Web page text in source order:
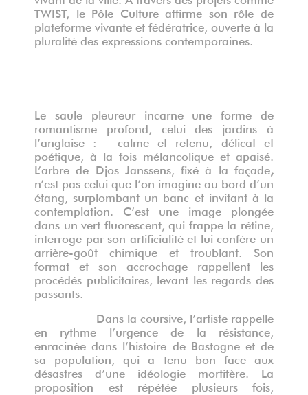
TWIST, le Pôle Culture affirme son rôle de
plateforme vivante et fédératrice, ouverte à la
pluralité des expressions contemporaines.
Le saule pleureur incarne une forme de
romantisme profond, celui des jardins à
l’anglaise : calme et retenu, délicat et
poétique, à la fois mélancolique et apaisé.
L’arbre de Djos Janssens, fixé à la façade
n’est pas celui que l’on imagine au bord d’un
étang, surplombant un banc et invitant à la
contemplation. C’est une image plongée
dans un vert fluorescent, qui frappe la rétine,
interroge par son artificialité et lui confère un
arrière-goût chimique et troublant. Son
format et son accrochage rappellent les
procédés publicitaires, levant les regards des
passants.
Dans la coursive, l’artiste rappelle
en rythme l’urgence de la résistance,
enracinée dans l’histoire de Bastogne et de
sa population, qui a tenu bon face aux
désastres d’une idéologie mortifère. La
proposition est répétée plusieurs fois,